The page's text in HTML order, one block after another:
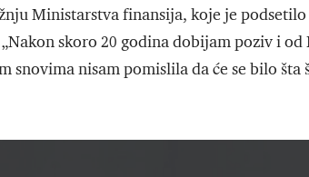
Ministarstva finansija, koje je
skoro 20 godina dobijam poziv i
snovima nisam pomislila da će se bilo